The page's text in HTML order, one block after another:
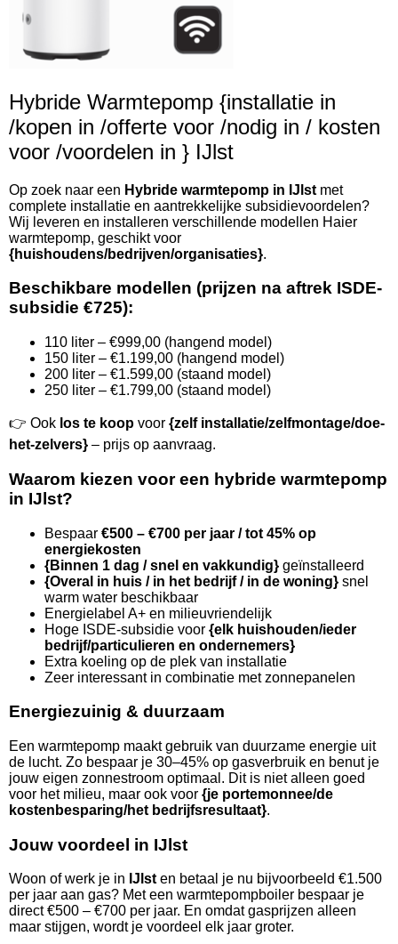
Hybride Warmtepomp {installatie in
/kopen in /offerte voor /nodig in / kosten
voor /voordelen in } IJlst
Op zoek naar een Hybride warmtepomp in IJlst met
complete installatie en aantrekkelijke subsidievoordelen?
Wij leveren en installeren verschillende modellen Haier
warmtepomp, geschikt voor
{huishoudens/bedrijven/organisaties}.
Beschikbare modellen (prijzen na aftrek ISDE-
subsidie €725):
110 liter – €999,00 (hangend model)
150 liter – €1.199,00 (hangend model)
200 liter – €1.599,00 (staand model)
250 liter – €1.799,00 (staand model)
👉 Ook los te koop voor {zelf installatie/zelfmontage/doe-
het-zelvers} – prijs op aanvraag.
Waarom kiezen voor een hybride warmtepomp
in IJlst?
Bespaar €500 – €700 per jaar / tot 45% op
energiekosten
{Binnen 1 dag / snel en vakkundig} geïnstalleerd
{Overal in huis / in het bedrijf / in de woning} snel
warm water beschikbaar
Energielabel A+ en milieuvriendelijk
Hoge ISDE-subsidie voor {elk huishouden/ieder
bedrijf/particulieren en ondernemers}
Extra koeling op de plek van installatie
Zeer interessant in combinatie met zonnepanelen
Energiezuinig & duurzaam
Een warmtepomp maakt gebruik van duurzame energie uit
de lucht. Zo bespaar je 30–45% op gasverbruik en benut je
jouw eigen zonnestroom optimaal. Dit is niet alleen goed
voor het milieu, maar ook voor {je portemonnee/de
kostenbesparing/het bedrijfsresultaat}.
Jouw voordeel in IJlst
Woon of werk je in IJlsten betaal je nu bijvoorbeeld €1.500
per jaar aan gas? Met een warmtepompboiler bespaar je
direct €500 – €700 per jaar. En omdat gasprijzen alleen
maar stijgen, wordt je voordeel elk jaar groter.